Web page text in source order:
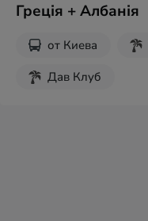
Греція + Албанія
от Киева
Дав Клуб